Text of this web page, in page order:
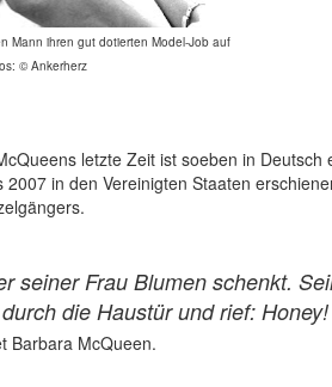
Mann ihren gut dotierten Model-Job auf
©Ankerherz
letzte Zeit ist soeben in Deutsch
in den Vereinigten Staaten
seiner Frau Blumen schenkt.
die Haustür und rief:
Barbara McQueen.